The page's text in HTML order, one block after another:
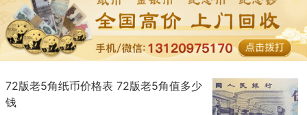
72版老5角纸币价格表 72版老5角值多少
钱